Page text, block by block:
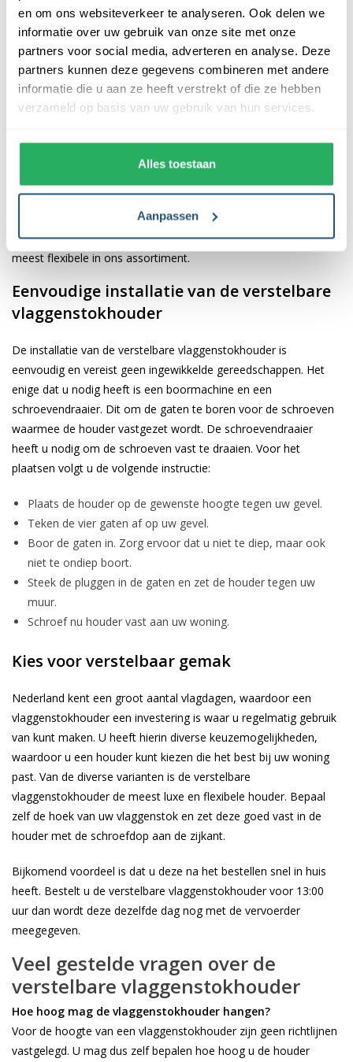
en om ons websiteverkeer te analyseren. Ook delen we
informatie over uw gebruik van onze site met onze
partners voor social media, adverteren en analyse. Deze
partners kunnen deze gegevens combineren met andere
informatie die u aan ze heeft verstrekt of die ze hebben
verzameld op basis van uw gebruik van hun services.
Alles toestaan
Aanpassen
vlaggenstokhouder vast komt te zitten.
De verstelbare vlaggenstokhouder voor
iedere vlaggenstok
De verstelbare vlaggenstokhouder is ontworpen met een
onze vlaggenstokken. Naast dat u zelf de hoek kunt bepalen
heeft de houder nog een groot voordeel. Wanneer u de
schroef aan de zijkant. Hiermee klemt u de vlaggenstok in de
houder, zodat deze niet uit de houder getild wordt tijdens een
windvlaag. Dit maakt de verstelbare vlaggenstokhouder de
meest flexibele in ons assortiment.
Eenvoudige installatie van de verstelbare
vlaggenstokhouder
De installatie van de verstelbare vlaggenstokhouder is
eenvoudig en vereist geen ingewikkelde gereedschappen. Het
enige dat u nodig heeft is een boormachine en een
schroevendraaier. Dit om de gaten te boren voor de schroeven
waarmee de houder vastgezet wordt. De schroevendraaier
heeft u nodig om de schroeven vast te draaien. Voor het
plaatsen volgt u de volgende instructie:
Plaats de houder op de gewenste hoogte tegen uw gevel.
Teken de vier gaten af op uw gevel.
Boor de gaten in. Zorg ervoor dat u niet te diep, maar ook
niet te ondiep boort.
Steek de pluggen in de gaten en zet de houder tegen uw
muur.
Schroef nu houder vast aan uw woning.
Kies voor verstelbaar gemak
Nederland kent een groot aantal vlagdagen, waardoor een
vlaggenstokhouder een investering is waar u regelmatig gebruik
van kunt maken. U heeft hierin diverse keuzemogelijkheden,
waardoor u een houder kunt kiezen die het best bij uw woning
past. Van de diverse varianten is de verstelbare
vlaggenstokhouder de meest luxe en flexibele houder. Bepaal
zelf de hoek van uw vlaggenstok en zet deze goed vast in de
houder met de schroefdop aan de zijkant.
Bijkomend voordeel is dat u deze na het bestellen snel in huis
heeft. Bestelt u de verstelbare vlaggenstokhouder voor 13:00
uur dan wordt deze dezelfde dag nog met de vervoerder
meegegeven.
Veel gestelde vragen over de
verstelbare vlaggenstokhouder
Hoe hoog mag de vlaggenstokhouder hangen?
Voor de hoogte van een vlaggenstokhouder zijn geen richtlijnen
vastgelegd. U mag dus zelf bepalen hoe hoog u de houder